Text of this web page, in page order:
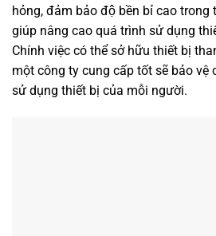
hỏng, đảm bảo độ bền bỉ cao
giúp nâng cao quá trình sử dụng
Chính việc có thể sở hữu thiết bị
một công ty cung cấp tốt sẽ bảo vệ
sử dụng thiết bị của mỗi người.